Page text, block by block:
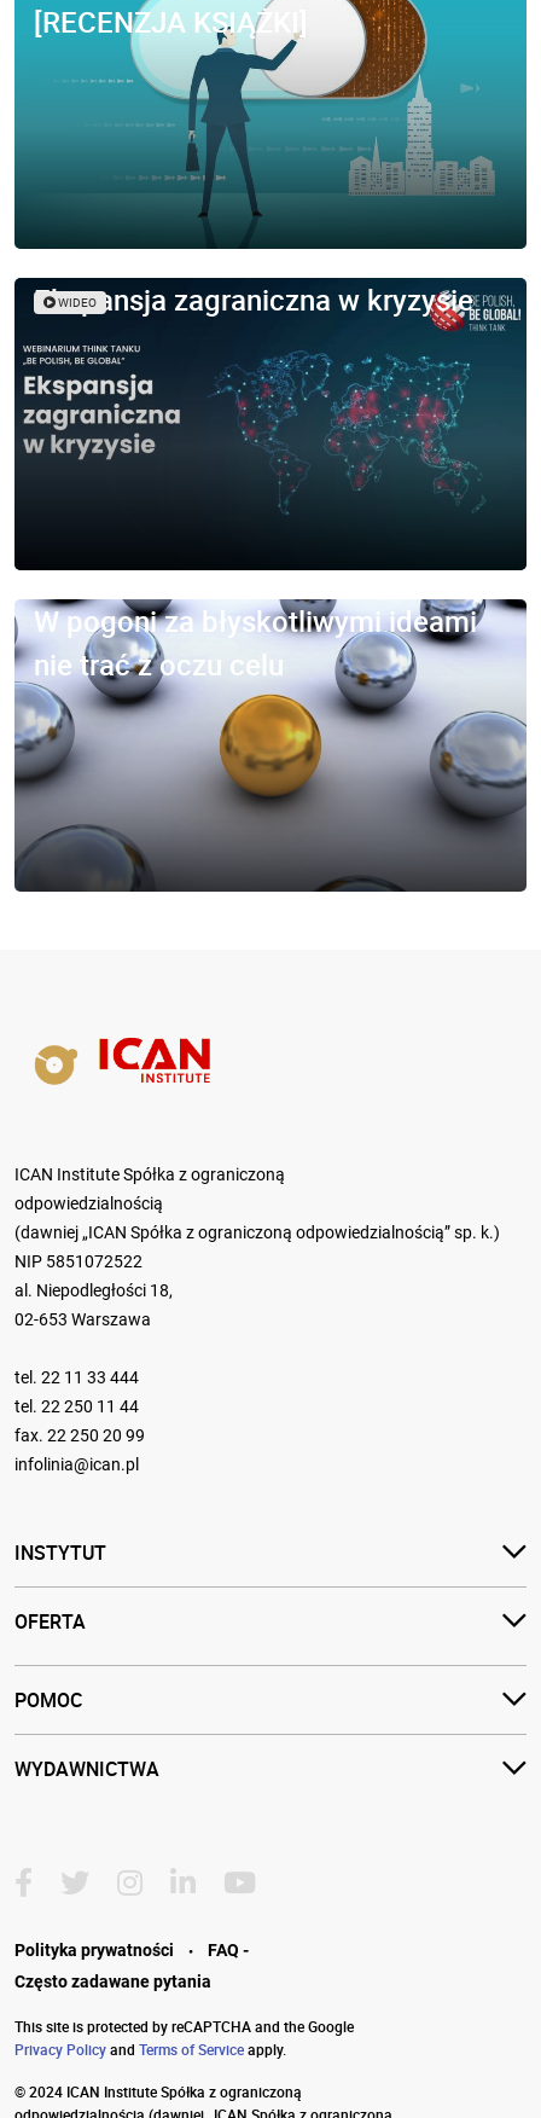
[RECENZJA KSIĄŻKI]
Ekspansja zagraniczna w kryzysie
WIDEO
W pogoni za błyskotliwymi ideami
nie trać z oczu celu
ICAN Institute Spółka z ograniczoną
odpowiedzialnością
(dawniej „ICAN Spółka z ograniczoną odpowiedzialnością” sp. k.)
NIP 5851072522
al. Niepodległości 18,
02-653 Warszawa
tel. 22 11 33 444
tel. 22 250 11 44
fax. 22 250 20 99
infolinia@ican.pl
INSTYTUT
OFERTA
POMOC
WYDAWNICTWA
Polityka prywatności ·
FAQ -
Często zadawane pytania
This site is protected by reCAPTCHA and the Google
Privacy Policyand Terms of Serviceapply.
© 2024 ICAN Institute Spółka z ograniczoną
odpowiedzialnością (dawniej „ICAN Spółka z ograniczoną